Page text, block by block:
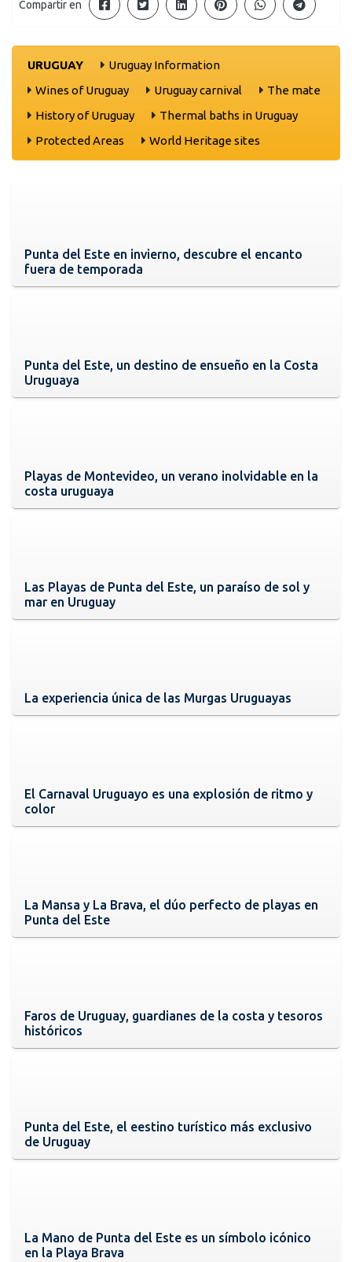
Compartir en
URUGUAY
Uruguay Information
Wines of Uruguay
Uruguay carnival
The mate
History of Uruguay
Thermal baths in Uruguay
Protected Areas
World Heritage sites
Punta del Este en invierno, descubre el encanto
fuera de temporada
Punta del Este, un destino de ensueño en la Costa
Uruguaya
Playas de Montevideo, un verano inolvidable en la
costa uruguaya
Las Playas de Punta del Este, un paraíso de sol y
mar en Uruguay
La experiencia única de las Murgas Uruguayas
El Carnaval Uruguayo es una explosión de ritmo y
color
La Mansa y La Brava, el dúo perfecto de playas en
Punta del Este
Faros de Uruguay, guardianes de la costa y tesoros
históricos
Punta del Este, el eestino turístico más exclusivo
de Uruguay
La Mano de Punta del Este es un símbolo icónico
en la Playa Brava